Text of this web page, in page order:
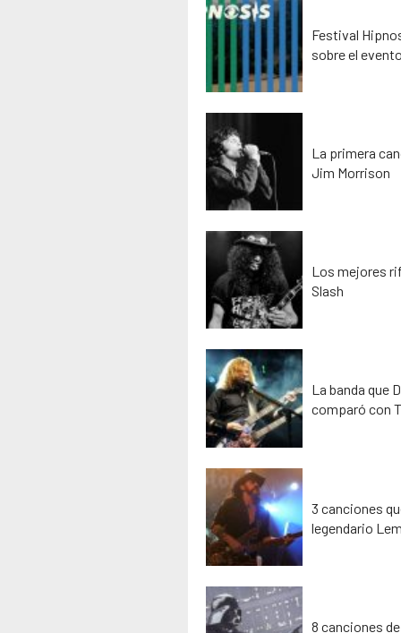
Festival
sobre el
La primera
Jim Morrison
Los mejores
Slash
La banda que
comparó con
3 canciones
legendario
8 canciones